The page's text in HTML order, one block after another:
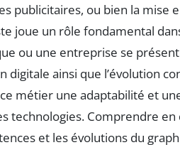
publicitaires, ou bien la mise
joue un rôle fondamental
ou une entreprise se
digitale ainsi que l’évolution
métier une adaptabilité et
technologies. Comprendre en
et les évolutions du